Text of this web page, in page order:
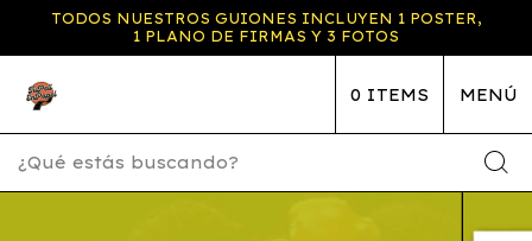
TODOS NUESTROS GUIONES INCLUYEN 1 POSTER,
1 PLANO DE FIRMAS Y 3 FOTOS
MENÚ
0 ITEMS